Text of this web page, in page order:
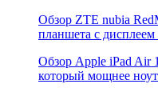
Обзор ZTE nubia
планшета с дисплеем
Обзор Apple iPad Air
который мощнее